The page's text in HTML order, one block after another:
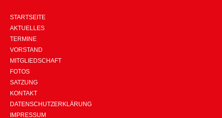
STARTSEITE
AKTUELLES
TERMINE
VORSTAND
MITGLIEDSCHAFT
FOTOS
SATZUNG
KONTAKT
DATENSCHUTZERKLÄRUNG
IMPRESSUM